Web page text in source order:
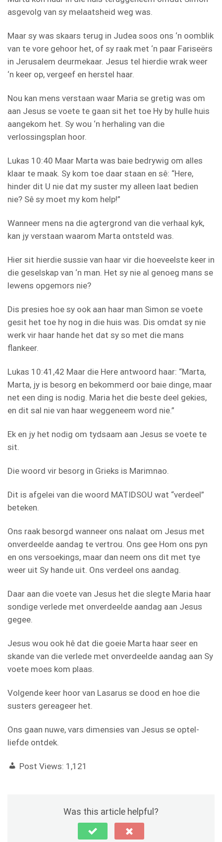
asgevolg van sy melaatsheid weg was.
Maar sy was skaars terug in Judea soos ons ‘n oomblik
van te vore gehoor het, of sy raak met ‘n paar Fariseërs
in Jerusalem deurmekaar. Jesus tel hierdie wrak weer
‘n keer op, vergeef en herstel haar.
Nou kan mens verstaan waar Maria se gretig was om
aan Jesus se voete te gaan sit het toe Hy by hulle huis
aangekom het. Sy wou ‘n herhaling van die
verlossingsplan hoor.
Lukas 10:40 Maar Marta was baie bedrywig om alles
klaar te maak. Sy kom toe daar staan en sê: “Here,
hinder dit U nie dat my suster my alleen laat bedien
nie? Sê sy moet my kom help!”
Wanneer mens na die agtergrond van die verhaal kyk,
kan jy verstaan waarom Marta ontsteld was.
Hier sit hierdie sussie van haar vir die hoeveelste keer in
die geselskap van ‘n man. Het sy nie al genoeg mans se
lewens opgemors nie?
Dis presies hoe sy ook aan haar man Simon se voete
gesit het toe hy nog in die huis was. Dis omdat sy nie
werk vir haar hande het dat sy so met die mans
flankeer.
Lukas 10:41,42 Maar die Here antwoord haar: “Marta,
Marta, jy is besorg en bekommerd oor baie dinge, maar
net een ding is nodig. Maria het die beste deel gekies,
en dit sal nie van haar weggeneem word nie.”
Ek en jy het nodig om tydsaam aan Jesus se voete te
sit.
Die woord vir besorg in Grieks is Marimnao.
Dit is afgelei van die woord MATIDSOU wat “verdeel”
beteken.
Ons raak besorgd wanneer ons nalaat om Jesus met
onverdeelde aandag te vertrou. Ons gee Hom ons pyn
en ons versoekings, maar dan neem ons dit met tye
weer uit Sy hande uit. Ons verdeel ons aandag.
Daar aan die voete van Jesus het die slegte Maria haar
sondige verlede met onverdeelde aandag aan Jesus
gegee.
Jesus wou ook hê dat die goeie Marta haar seer en
skande van die verlede met onverdeelde aandag aan Sy
voete moes kom plaas.
Volgende keer hoor van Lasarus se dood en hoe die
susters gereageer het.
Ons gaan nuwe, vars dimensies van Jesus se optel-
liefde ontdek.
Post Views: 1,121
Was this article helpful?